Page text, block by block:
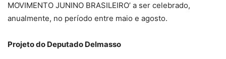
MOVIMENTO JUNINO BRASILEIRO’ a ser celebrado,
anualmente, no período entre maio e agosto.
Projeto do Deputado Delmasso